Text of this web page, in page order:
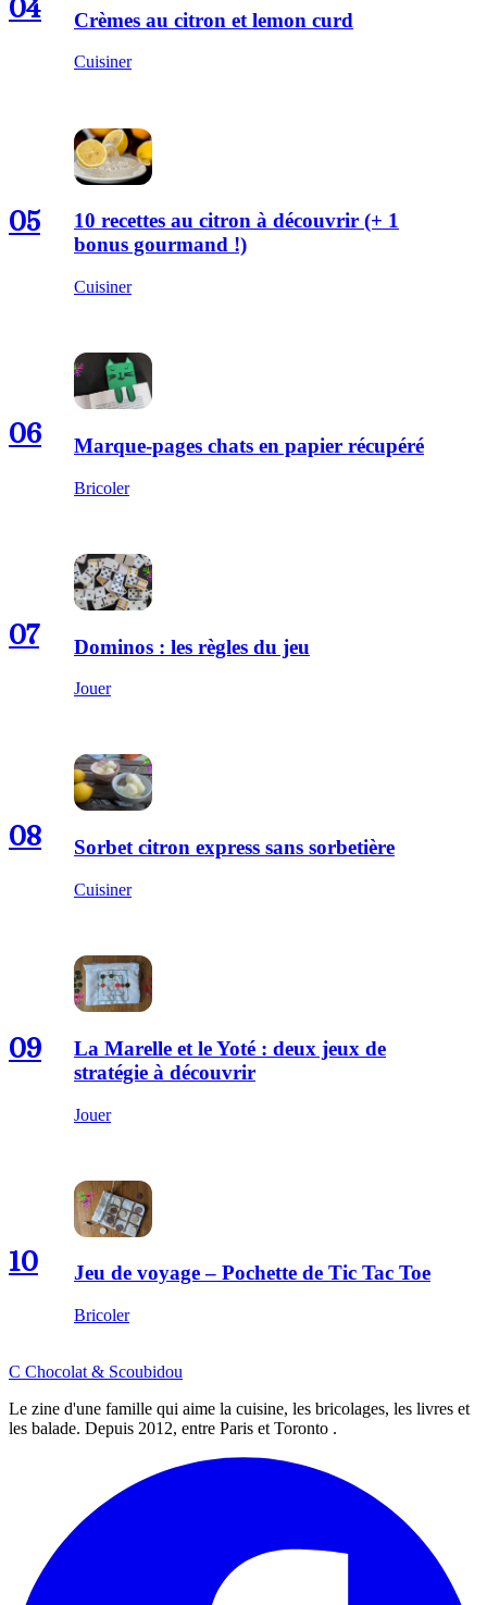
04 Crèmes au citron et lemon curd
Cuisiner
05
10 recettes au citron à découvrir (+ 1
bonus gourmand !)
Cuisiner
06 Marque-pages chats en papier récupéré
Bricoler
07 Dominos : les règles du jeu
Jouer
08 Sorbet citron express sans sorbetière
Cuisiner
09
La Marelle et le Yoté : deux jeux de
stratégie à découvrir
Jouer
10 Jeu de voyage – Pochette de Tic Tac Toe
Bricoler
C Chocolat & Scoubidou
Le zine d'une famille qui aime la cuisine, les bricolages, les livres et
les balade. Depuis 2012, entre Paris et Toronto .